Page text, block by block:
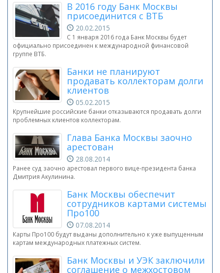
В 2016 году Банк Москвы
присоединится с ВТБ
20.02.2015
С 1 января 2016 года Банк Москвы будет
официально присоединен к международной финансовой
группе ВТБ.
Банки не планируют
продавать коллекторам долги
клиентов
05.02.2015
Крупнейшие российские банки отказываются продавать долги
проблемных клиентов коллекторам.
Глава Банка Москвы заочно
арестован
28.08.2014
Ранее суд заочно арестовал первого вице-президента банка
Дмитрия Акулинина.
Банк Москвы обеспечит
сотрудников картами системы
Про100
07.08.2014
Карты Про100 будут выданы дополнительно к уже выпущенным
картам международных платежных систем.
Банк Москвы и УЭК заключили
соглашение о межхостовом